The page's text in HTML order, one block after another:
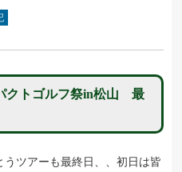
クトゴルフ祭in松山 最
うツアーも最終日、、初日は皆